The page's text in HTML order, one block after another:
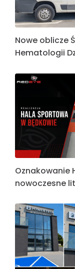
Nowe oblicze
Hematologii
Oznakowanie
nowoczesne